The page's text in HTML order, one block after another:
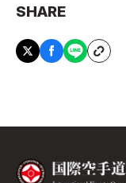
SHARE